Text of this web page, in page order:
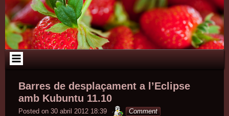
Skip
to
content
Barres de desplaçament a l’Eclipse
amb Kubuntu 11.10
Posted on 30 abril 2012 18:39 minterior
Comment